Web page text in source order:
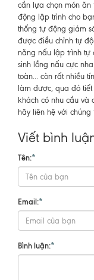
cần lựa chọn món ăn
động lập trình cho
thống tự động giám
được điều chỉnh tự
năng nấu lập trình tự
sinh lồng nấu cực
toàn... còn rất nhiều
làm được, qua đó
khách có nhu cầu và
hãy liên hệ với
Viết bình
Tên:*
Email:*
Bình luận:*